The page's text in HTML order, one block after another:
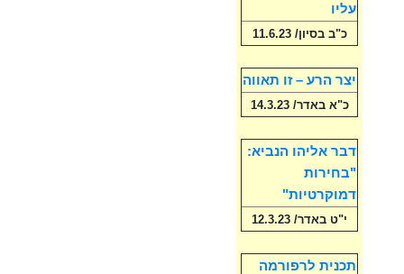
עליו
כ"ב בסיון/ 11.6.23
יצר הרע – זו תאווה
כ"א באדר/ 14.3.23
דבר אליהו הנביא:
"בחירות
דמוקרטיות"
י"ט באדר/ 12.3.23
תכנית לרפורמה